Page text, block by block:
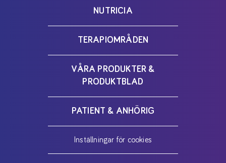
NUTRICIA
TERAPIOMRÅDEN
VÅRA PRODUKTER &
PRODUKTBLAD
PATIENT & ANHÖRIG
Inställningar för cookies